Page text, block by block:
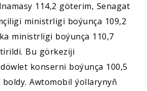
114,2 göterim, Senagat
ministrligi boýunça 109,2
ministrligi boýunça 110,7
Bu görkeziji
konserni boýunça 100,5
Awtomobil ýollarynyň